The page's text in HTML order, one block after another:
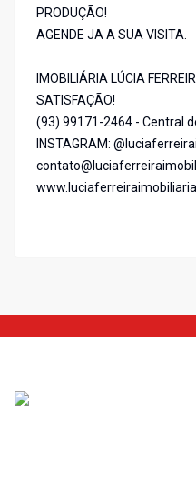
PRODUÇÃO!
AGENDE JA A SUA VISITA.
IMOBILIÁRIA LÚCIA
SATISFAÇÃO!
(93) 99171-2464 - Central
INSTAGRAM: